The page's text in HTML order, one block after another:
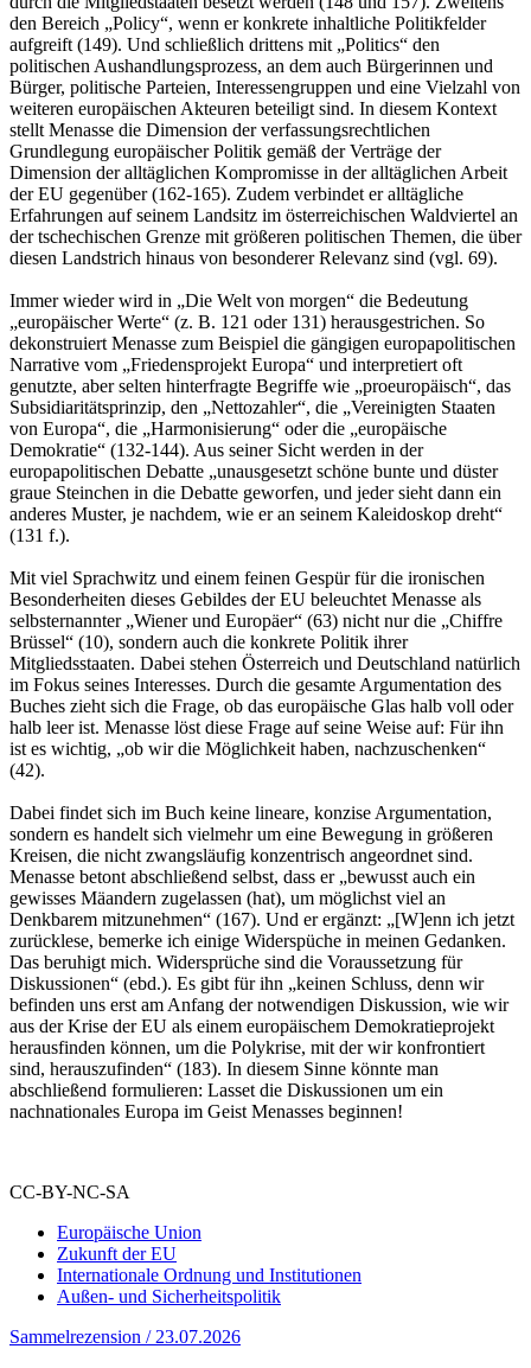
den Bereich „Policy“, wenn er konkrete inhaltliche Politikfelder
aufgreift (149). Und schließlich drittens mit „Politics“ den
politischen Aushandlungsprozess, an dem auch Bürgerinnen und
Bürger, politische Parteien, Interessengruppen und eine Vielzahl von
weiteren europäischen Akteuren beteiligt sind. In diesem Kontext
stellt Menasse die Dimension der verfassungsrechtlichen
Grundlegung europäischer Politik gemäß der Verträge der
Dimension der alltäglichen Kompromisse in der alltäglichen Arbeit
der EU gegenüber (162-165). Zudem verbindet er alltägliche
Erfahrungen auf seinem Landsitz im österreichischen Waldviertel an
der tschechischen Grenze mit größeren politischen Themen, die über
diesen Landstrich hinaus von besonderer Relevanz sind (vgl. 69).
Immer wieder wird in „Die Welt von morgen“ die Bedeutung
„europäischer Werte“ (z. B. 121 oder 131) herausgestrichen. So
dekonstruiert Menasse zum Beispiel die gängigen europapolitischen
Narrative vom „Friedensprojekt Europa“ und interpretiert oft
genutzte, aber selten hinterfragte Begriffe wie „proeuropäisch“, das
Subsidiaritätsprinzip, den „Nettozahler“, die „Vereinigten Staaten
von Europa“, die „Harmonisierung“ oder die „europäische
Demokratie“ (132-144). Aus seiner Sicht werden in der
europapolitischen Debatte „unausgesetzt schöne bunte und düster
graue Steinchen in die Debatte geworfen, und jeder sieht dann ein
anderes Muster, je nachdem, wie er an seinem Kaleidoskop dreht“
(131 f.).
Mit viel Sprachwitz und einem feinen Gespür für die ironischen
Besonderheiten dieses Gebildes der EU beleuchtet Menasse als
selbsternannter „Wiener und Europäer“ (63) nicht nur die „Chiffre
Brüssel“ (10), sondern auch die konkrete Politik ihrer
Mitgliedsstaaten. Dabei stehen Österreich und Deutschland natürlich
im Fokus seines Interesses. Durch die gesamte Argumentation des
Buches zieht sich die Frage, ob das europäische Glas halb voll oder
halb leer ist. Menasse löst diese Frage auf seine Weise auf: Für ihn
ist es wichtig, „ob wir die Möglichkeit haben, nachzuschenken“
(42).
Dabei findet sich im Buch keine lineare, konzise Argumentation,
sondern es handelt sich vielmehr um eine Bewegung in größeren
Kreisen, die nicht zwangsläufig konzentrisch angeordnet sind.
Menasse betont abschließend selbst, dass er „bewusst auch ein
gewisses Mäandern zugelassen (hat), um möglichst viel an
Denkbarem mitzunehmen“ (167). Und er ergänzt: „[W]enn ich jetzt
zurücklese, bemerke ich einige Widerspüche in meinen Gedanken.
Das beruhigt mich. Widersprüche sind die Voraussetzung für
Diskussionen“ (ebd.). Es gibt für ihn „keinen Schluss, denn wir
befinden uns erst am Anfang der notwendigen Diskussion, wie wir
aus der Krise der EU als einem europäischem Demokratieprojekt
herausfinden können, um die Polykrise, mit der wir konfrontiert
sind, herauszufinden“ (183). In diesem Sinne könnte man
abschließend formulieren: Lasset die Diskussionen um ein
nachnationales Europa im Geist Menasses beginnen!
CC-BY-NC-SA
Europäische Union
Zukunft der EU
Internationale Ordnung und Institutionen
Außen- und Sicherheitspolitik
Sammelrezension / 23.07.2026